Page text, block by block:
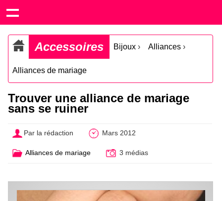
Accessoires Bijoux › Alliances ›
Alliances de mariage
Trouver une alliance de mariage
sans se ruiner
Par la rédaction Mars 2012
Alliances de mariage 3 médias